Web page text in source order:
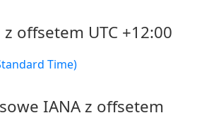
offsetem UTC +12:00
Time)
IANA z offsetem